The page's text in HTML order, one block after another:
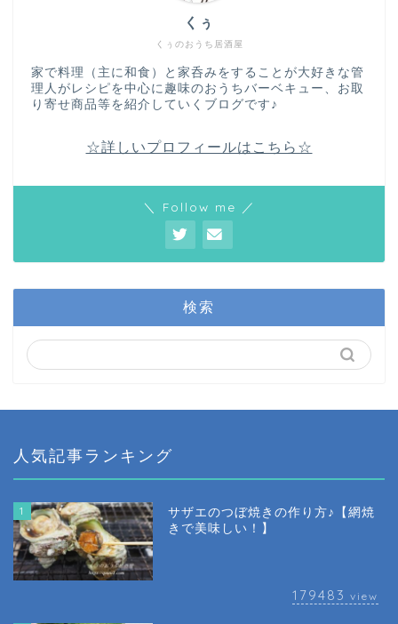
くぅのおうち居酒屋
くぅ
家で料理（主に和食）と家呑みをすることが大好きな管
理人がレシピを中心に趣味のおうちバーベキュー、お取
り寄せ商品等を紹介していくブログです♪
☆詳しいプロフィールはこちら☆
＼ Follow me ／
検索
人気記事ランキング
1
サザエのつぼ焼きの作り方♪【網焼
きで美味しい！】
179483 view